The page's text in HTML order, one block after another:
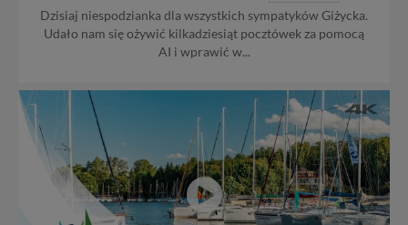
Dzisiaj niespodzianka dla wszystkich sympatyków Giżycka.
Udało nam się ożywić kilkadziesiąt pocztówek za pomocą
AI i wprawić w...